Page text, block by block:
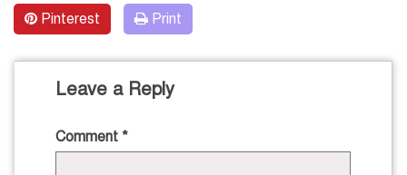
Pinterest Print
Leave a Reply
Comment *